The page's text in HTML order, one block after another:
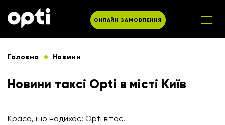
ОНЛАЙН ЗАМОВЛЕННЯ
Головна Новини
Новини таксі Opti в місті Київ
Краса, що надихає: Opti вітає!